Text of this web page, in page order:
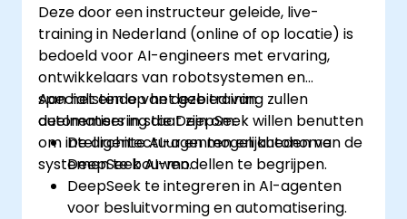
Deze door een instructeur geleide, live-
training in Nederland (online of op locatie) is
bedoeld voor AI-engineers met ervaring,
ontwikkelaars van robotsystemen en
specialisten op het gebied van
automatisering die DeepSeek willen benutten
om intelligente AI-agenten en autonome
systemen te bouwen.
Aan het einde van deze training zullen
deelnemers in staat zijn om:
De architectuur en mogelijkheden van de
DeepSeek AI-modellen te begrijpen.
DeepSeek te integreren in AI-agenten
voor besluitvorming en automatisering.